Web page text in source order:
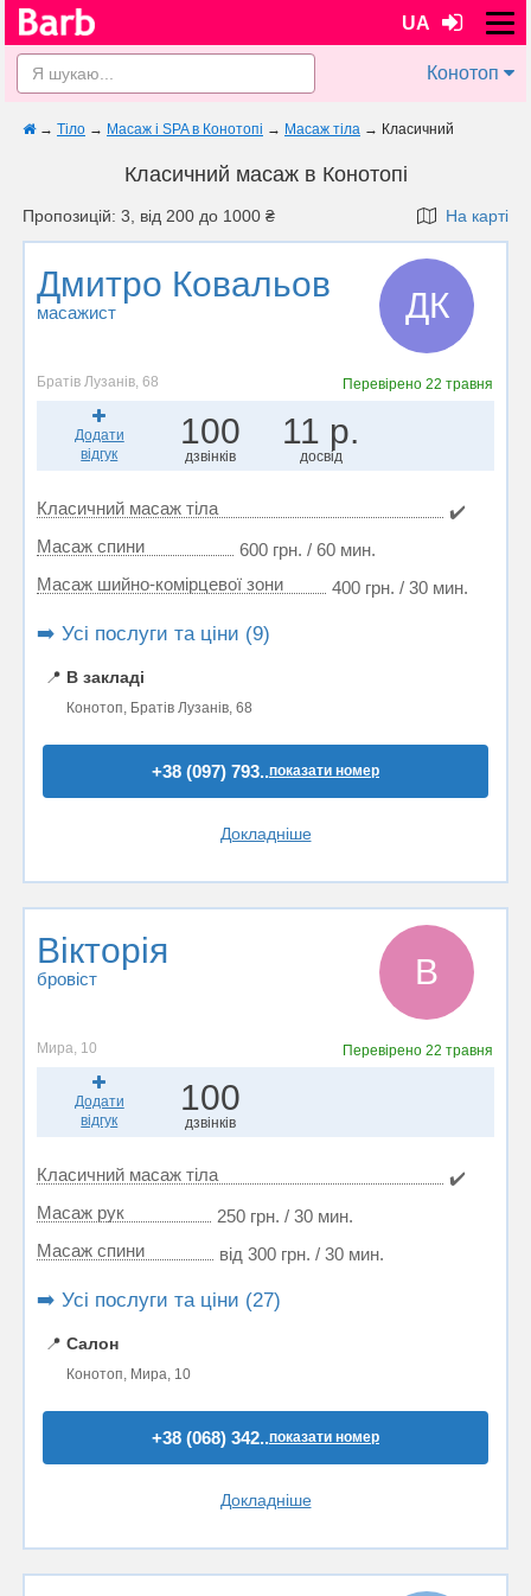
UA
Конотоп
→ Тіло → Масаж і SPA в Конотопі → Масаж тіла → Класичний
Класичний масаж в Конотопі
Пропозицій: 3, від 200 до 1000 ₴ На карті
Дмитро Ковальов
масажист ДК
Братів Лузанів, 68 Перевірено22 травня
Додати
відгук
100
дзвінків
11 р.
досвід
Класичний масаж тіла
✔️
Масаж спини
600 грн. / 60 мин.
Масаж шийно-комірцевої зони
400 грн. / 30 мин.
➡️ Усі послуги та ціни (9)
📍 В закладі
Конотоп, Братів Лузанів, 68
+38 (097) 793..показати номер
Докладніше
Вікторія
бровіст В
Мира, 10 Перевірено22 травня
Додати
відгук
100
дзвінків
Класичний масаж тіла
✔️
Масаж рук
250 грн. / 30 мин.
Масаж спини
від 300 грн. / 30 мин.
➡️ Усі послуги та ціни (27)
📍 Салон
Конотоп, Мира, 10
+38 (068) 342..показати номер
Докладніше